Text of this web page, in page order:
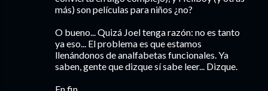
más) son películas para niños ¿no?
O bueno... Quizá Joel tenga razón: no es tanto
ya eso... El problema es que estamos
llenándonos de analfabetas funcionales. Ya
saben, gente que dizque sí sabe leer... Dizque.